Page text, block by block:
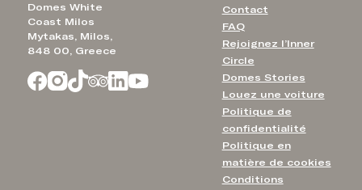
Domes White
Coast Milos
Mytakas, Milos,
848 00, Greece
Contact
FAQ
Rejoignez l’Inner
Circle
Domes Stories
Louez une voiture
Politique de
confidentialité
Politique en
matière de cookies
Conditions